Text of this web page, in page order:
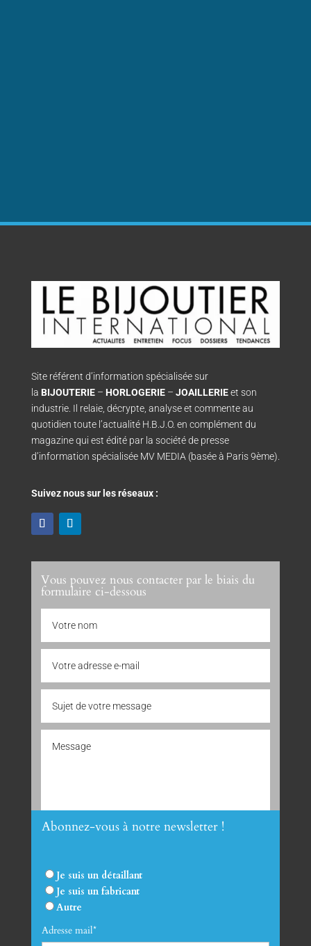
Site référent d’information spécialisée sur
la BIJOUTERIE– HORLOGERIE– JOAILLERIEet son
industrie. Il relaie, décrypte, analyse et commente au
quotidien toute l’actualité H.B.J.O. en complément du
magazine qui est édité par la société de presse
d’information spécialisée MV MEDIA (basée à Paris 9ème).
Suivez nous sur les réseaux :
Vous pouvez nous contacter par le biais du
formulaire ci-dessous
Abonnez-vous à notre newsletter !
Je suis un détaillant
Je suis un fabricant
Autre
Adresse mail*